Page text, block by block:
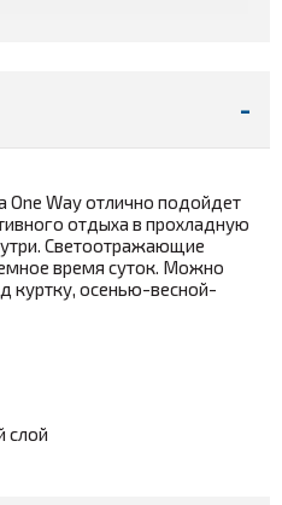
Way отлично подойдет
отдыха в прохладную
Светоотражающие
время суток. Можно
куртку, осенью-весной-
слой